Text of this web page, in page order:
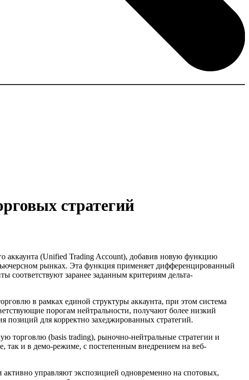
стратегий
аккаунта (Unified Trading Account), добавив новую функцию
рынках. Эта функция применяет дифференцированный
заранее заданным критериям дельта-
в рамках единой структуры аккаунта, при этом система
порогам нейтральности, получают более низкий
позиций для корректно захеджированных стратегий.
торговлю (basis trading), рыночно-нейтральные стратегии и
так и в демо-режиме, с постепенным внедрением на веб-
активно управляют экспозицией одновременно на спотовых,